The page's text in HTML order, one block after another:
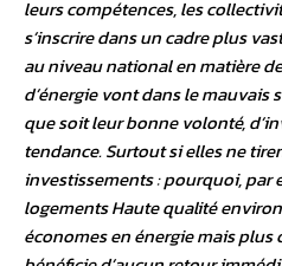
leurs compétences, les
s’inscrire dans un cadre plus
au niveau national en matière
d’énergie vont dans le mauvais
que soit leur bonne volonté,
tendance. Surtout si elles ne
investissements : pourquoi, par
logements Haute qualité
économes en énergie mais plus